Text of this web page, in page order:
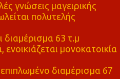
γνώσεις μαγειρικής
πολυτελής
διαμέρισμα 63 τ.μ
μονοκατοικία
διαμέρισμα 67